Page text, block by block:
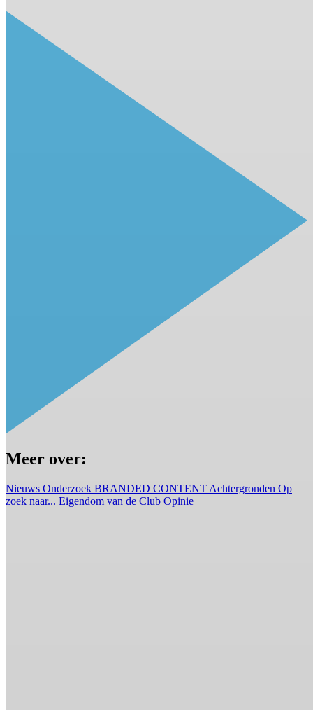
Meer over:
Nieuws Onderzoek BRANDED CONTENT Achtergronden Op
zoek naar... Eigendom van de Club Opinie